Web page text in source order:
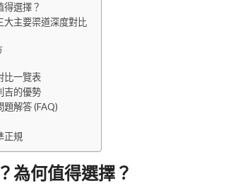
得選擇？
大主要渠道深度對比
比一覽表
吉的優勢
題解答 (FAQ)
正規
為何值得選擇？